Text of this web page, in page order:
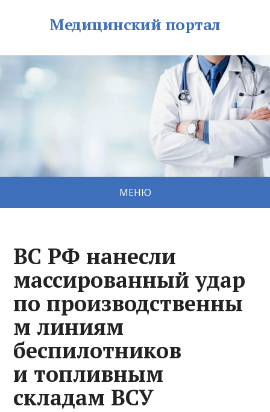
Медицинский портал
МЕНЮ
ВС РФ нанесли
массированный удар
по производственны
м линиям
беспилотников
и топливным
складам ВСУ